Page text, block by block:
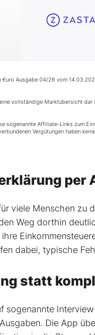
€uro Ausgabe 04/26 vom
vollständige Marktübersicht
sogenannte Affiliate-Links zum
Vergütungen haben
per
viele Menschen zu
Weg dorthin
dabei, typische
statt
sogenannte
Die App